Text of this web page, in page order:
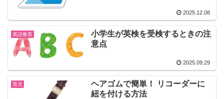
2025.12.08
英語教育
小学生が英検を受検するときの注
意点
2025.09.29
育児
ヘアゴムで簡単！ リコーダーに
紐を付ける方法